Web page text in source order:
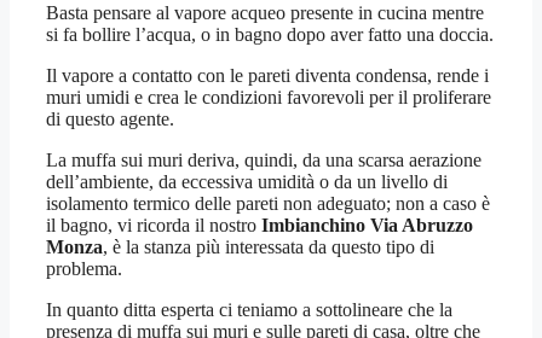
Basta pensare al vapore acqueo presente in cucina mentre
si fa bollire l’acqua, o in bagno dopo aver fatto una doccia.
Il vapore a contatto con le pareti diventa condensa, rende i
muri umidi e crea le condizioni favorevoli per il proliferare
di questo agente.
La muffa sui muri deriva, quindi, da una scarsa aerazione
dell’ambiente, da eccessiva umidità o da un livello di
isolamento termico delle pareti non adeguato; non a caso è
il bagno, vi ricorda il nostro Imbianchino Via Abruzzo
Monza, è la stanza più interessata da questo tipo di
problema.
In quanto ditta esperta ci teniamo a sottolineare che la
presenza di muffa sui muri e sulle pareti di casa, oltre che